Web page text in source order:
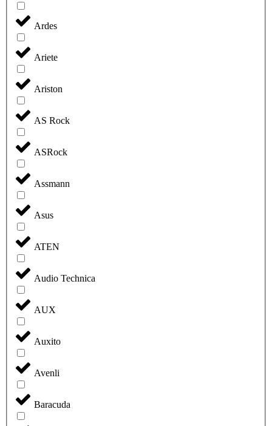
Ardes
Ariete
Ariston
AS Rock
ASRock
Assmann
Asus
ATEN
Audio Technica
AUX
Auxito
Avenli
Baracuda